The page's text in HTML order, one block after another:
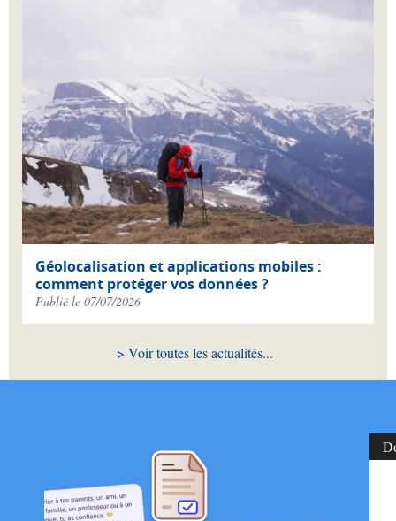
Géolocalisation et applications mobiles :
comment protéger vos données ?
Publié le 07/07/2026
Voir toutes les actualités